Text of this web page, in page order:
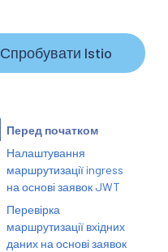
Спробувати Istio
Перед початком
Налаштування
маршрутизації ingress
на основі заявок JWT
Перевірка
маршрутизації вхідних
даних на основі заявок